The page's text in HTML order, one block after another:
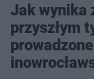
Jak wynika
przyszłym